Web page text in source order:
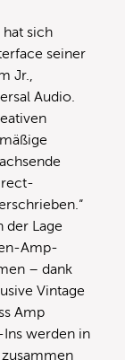
hat sich
seiner
Jr.,
Audio.
der Lage
Amp-
– dank
Vintage
Amp
werden in